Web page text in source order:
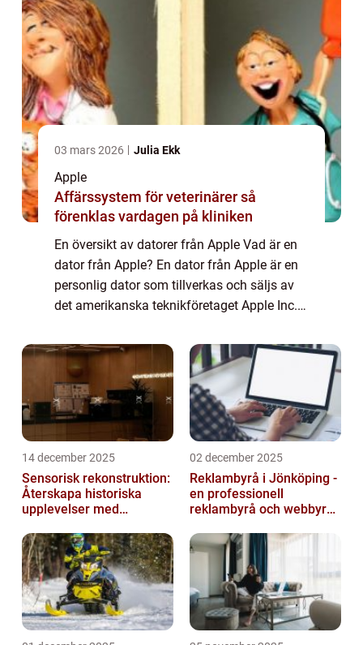
03 mars 2026 Julia Ekk
Apple
Affärssystem för veterinärer så
förenklas vardagen på kliniken
En översikt av datorer från Apple Vad är en
dator från Apple? En dator från Apple är en
personlig dator som tillverkas och säljs av
det amerikanska teknikföretaget Apple Inc.
höga prestanda och användarvänl...
14 december 2025
Sensorisk rekonstruktion:
Återskapa historiska
upplevelser med
02 december 2025
Reklambyrå i Jönköping -
en professionell
reklambyrå och webbyrå
kommunikati...